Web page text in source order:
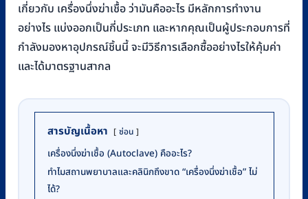
เกี่ยวกับ เครื่องนึ่งฆ่าเชื้อ ว่ามันคืออะไร มีหลักการทำงาน
อย่างไร แบ่งออกเป็นกี่ประเภท และหากคุณเป็นผู้ประกอบการที่
กำลังมองหาอุปกรณ์ชิ้นนี้ จะมีวิธีการเลือกซื้ออย่างไรให้คุ้มค่า
และได้มาตรฐานสากล
สารบัญเนื้อหา ซ่อน
เครื่องนึ่งฆ่าเชื้อ (Autoclave) คืออะไร?
ทำไมสถานพยาบาลและคลินิกถึงขาด “เครื่องนึ่งฆ่าเชื้อ” ไม่
ได้?